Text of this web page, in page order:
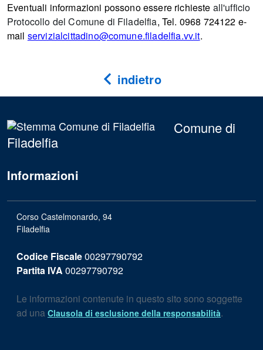
Eventuali informazioni possono essere richieste all'ufficio
Protocollo del Comune di Filadelfia, Tel. 0968 724122 e-
mail servizialcittadino@comune.filadelfia.vv.it.
indietro
Comune di
Filadelfia
Informazioni
Corso Castelmonardo, 94
Filadelfia
Codice Fiscale00297790792
Partita IVA 00297790792
Le informazioni contenute in questo sito sono soggette
ad una Clausola di esclusione della responsabilità.